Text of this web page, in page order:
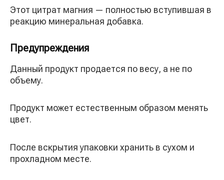
Этот цитрат магния — полностью вступившая в
реакцию минеральная добавка.
Предупреждения
Данный продукт продается по весу, а не по
объему.
Продукт может естественным образом менять
цвет.
После вскрытия упаковки хранить в сухом и
прохладном месте.